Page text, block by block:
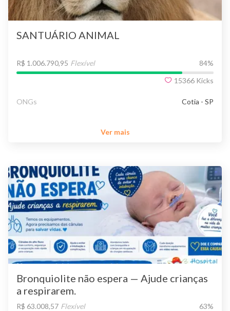
SANTUÁRIO ANIMAL
R$ 1.006.790,95 Flexível 84%
15366 Kicks
ONGs Cotia - SP
Ver mais
Bronquiolite não espera — Ajude crianças
a respirarem.
R$ 63.008,57 Flexível 63%